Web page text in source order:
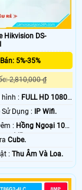
Hikvision DS-
5%-35%
2,810,000 ₫
hình : FULL HD 1080P
⚙ Công Nghệ Sử Dụng : IP Wifi.
🌈 Nhìn Ban Đêm : Hồng Ngoại 10m
IR.
Cube.
️🛃 Điểm Nỗi Bật :Thu Âm Và Loa.